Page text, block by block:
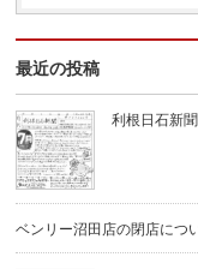
最近の投稿
利根日石新
ベンリー沼田店の閉店につ